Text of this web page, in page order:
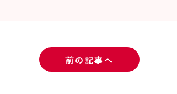
前の記事へ